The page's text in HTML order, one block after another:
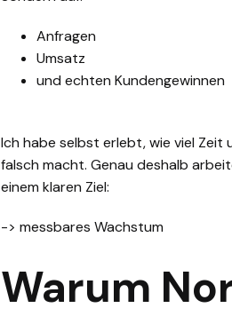
Anfragen
Umsatz
und echten Kundengewinnen
Ich habe selbst erlebt, wie viel Zeit
falsch macht. Genau deshalb
einem klaren Ziel:
-> messbares Wachstum
Warum